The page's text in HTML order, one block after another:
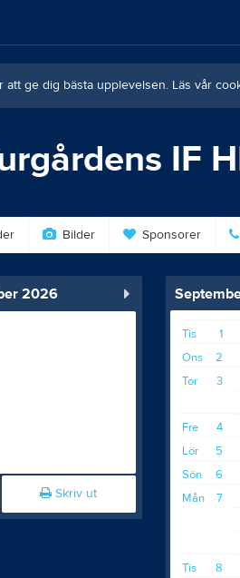
att ge dig bästa upplevelsen. Läs vår
IF
Bilder Sponsorer
2026
Skriv ut
1
Tis
2
Ons
3
Tor
4
Fre
5
Lör
6
Sön
7
Mån
8
Tis